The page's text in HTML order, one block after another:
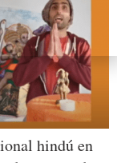
hindú en